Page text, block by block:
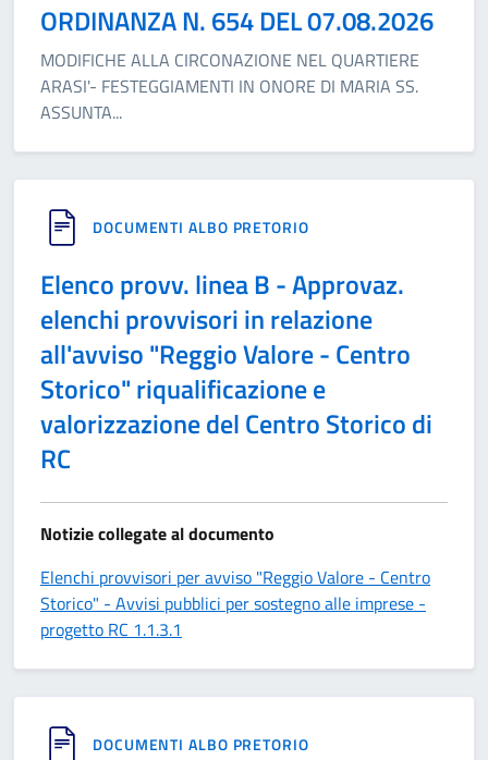
ORDINANZA N. 654 DEL 07.08.2026
MODIFICHE ALLA CIRCONAZIONE NEL QUARTIERE
ARASI'- FESTEGGIAMENTI IN ONORE DI MARIA SS.
ASSUNTA...
DOCUMENTI ALBO PRETORIO
Elenco provv. linea B - Approvaz.
elenchi provvisori in relazione
all'avviso "Reggio Valore - Centro
Storico" riqualificazione e
valorizzazione del Centro Storico di
RC
Notizie collegate al documento
Elenchi provvisori per avviso "Reggio Valore - Centro
Storico" - Avvisi pubblici per sostegno alle imprese -
progetto RC 1.1.3.1
DOCUMENTI ALBO PRETORIO